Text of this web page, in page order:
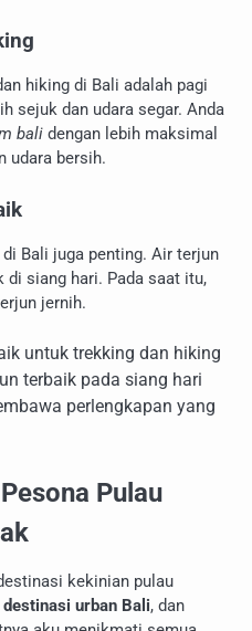
hiking di Bali adalah pagi
sejuk dan udara segar. Anda
bali dengan lebih maksimal
udara bersih.
Bali juga penting. Air terjun
siang hari. Pada saat itu,
jernih.
untuk trekking dan hiking
terbaik pada siang hari
perlengkapan yang
Pulau
kekinian pulau
destinasi urban Bali, dan